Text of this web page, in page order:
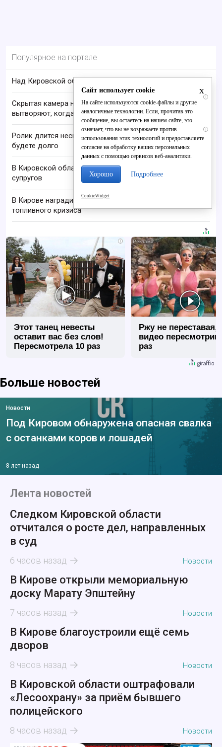
Популярное на портале
Над Кировской областью сбили БПЛА
i
Скрытая камера на пляже Крыма: Что люди
вытворяют, когда их не видят...
i
Ролик длится несколько секунд, а смеяться вы
будете долго
В Кировской области нашли тела пропавших
супругов
В Кирове наградили отличившихся во время
топливного кризиса
i
Этот танец невесты
оставит вас без слов!
Пересмотрела 10 раз
Ржу не переставая,
видео
раз
Больше новостей
Новости
Под Кировом обнаружена опасная свалка
с останками коров и лошадей
8 лет назад
Лента новостей
Следком Кировской области
отчитался о росте дел, направленных
в суд
6 часов назад Новости
В Кирове открыли мемориальную
доску Марату Эпштейну
7 часов назад Новости
В Кирове благоустроили ещё семь
дворов
8 часов назад Новости
В Кировской области оштрафовали
«Лесоохрану» за приём бывшего
полицейского
8 часов назад Новости
x
Сайт использует cookie
На сайте используются cookie-файлы и другие
аналогичные технологии. Если, прочитав это
сообщение, вы остаетесь на нашем сайте, это
означает, что вы не возражаете против
использования этих технологий и предоставляете
согласие на обработку ваших персональных
данных с помощью сервисов веб-аналитики.
Хорошо Подробнее
CookieWidget